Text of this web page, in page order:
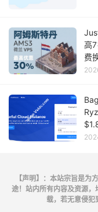
高
费
【声明】：本站宗旨是为
途！站内所有内容及资源
载，若无意侵犯